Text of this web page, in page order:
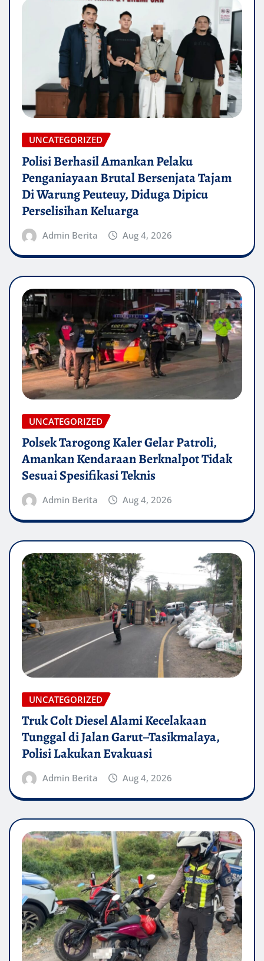
UNCATEGORIZED
Polisi Berhasil Amankan Pelaku
Penganiayaan Brutal Bersenjata Tajam
Di Warung Peuteuy, Diduga Dipicu
Perselisihan Keluarga
Admin Berita Aug 4, 2026
UNCATEGORIZED
Polsek Tarogong Kaler Gelar Patroli,
Amankan Kendaraan Berknalpot Tidak
Sesuai Spesifikasi Teknis
Admin Berita Aug 4, 2026
UNCATEGORIZED
Truk Colt Diesel Alami Kecelakaan
Tunggal di Jalan Garut–Tasikmalaya,
Polisi Lakukan Evakuasi
Admin Berita Aug 4, 2026